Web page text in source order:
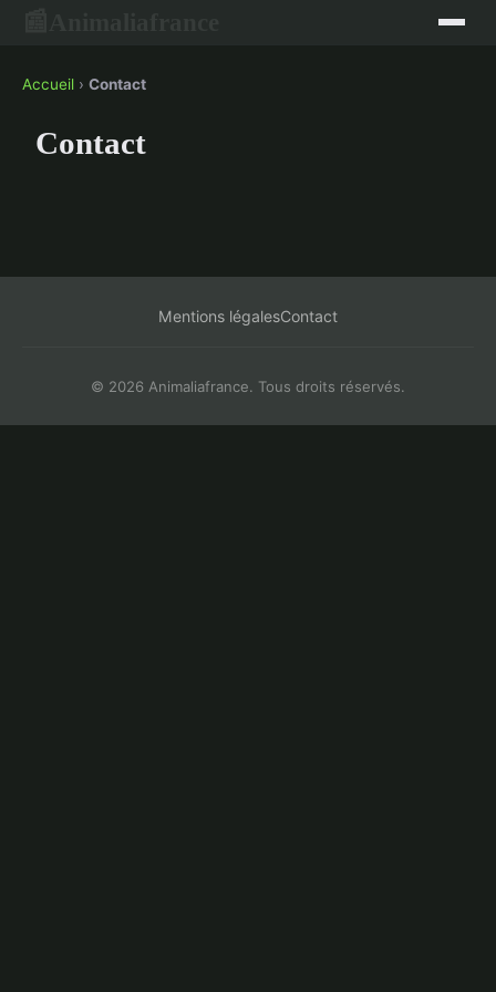
Accueil › Contact
Contact
Mentions légalesContact
© 2026 Animaliafrance. Tous droits réservés.